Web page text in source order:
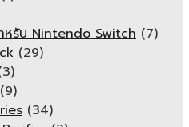
ำหรับ Nintendo Switch (7)
(29)
(9)
(34)